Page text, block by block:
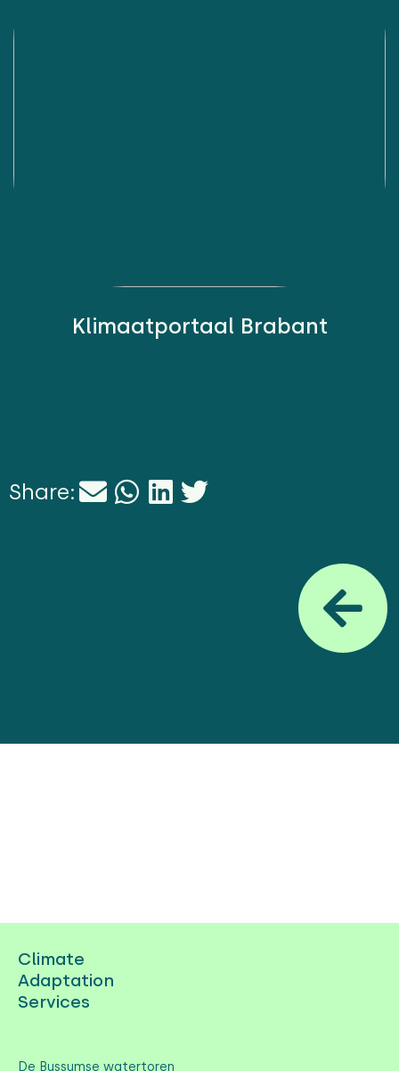
Klimaatportaal Brabant
Share:
Climate
Adaptation
Services
De Bussumse watertoren